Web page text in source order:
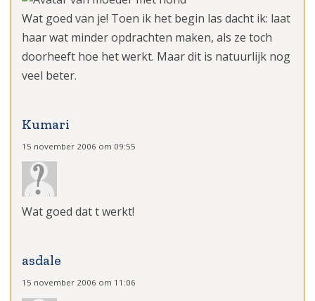
Wat goed van je! Toen ik het begin las dacht ik: laat
haar wat minder opdrachten maken, als ze toch
doorheeft hoe het werkt. Maar dit is natuurlijk nog
veel beter.
Kumari
15 november 2006 om 09:55
Wat goed dat t werkt!
asdale
15 november 2006 om 11:06